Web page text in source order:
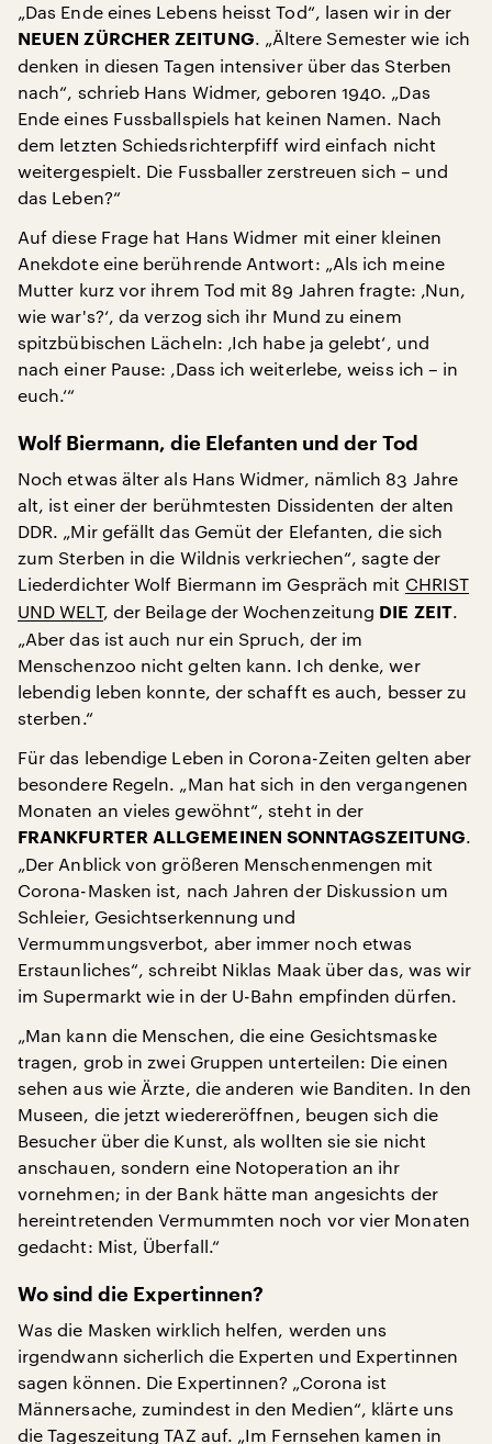
„Das Ende eines Lebens heisst Tod“, lasen wir in der
NEUEN ZÜRCHER ZEITUNG. „Ältere Semester wie ich
denken in diesen Tagen intensiver über das Sterben
nach“, schrieb Hans Widmer, geboren 1940. „Das
Ende eines Fussballspiels hat keinen Namen. Nach
dem letzten Schiedsrichterpfiff wird einfach nicht
weitergespielt. Die Fussballer zerstreuen sich – und
das Leben?“
Auf diese Frage hat Hans Widmer mit einer kleinen
Anekdote eine berührende Antwort: „Als ich meine
Mutter kurz vor ihrem Tod mit 89 Jahren fragte: ‚Nun,
wie war's?‘, da verzog sich ihr Mund zu einem
spitzbübischen Lächeln: ‚Ich habe ja gelebt‘, und
nach einer Pause: ‚Dass ich weiterlebe, weiss ich – in
euch.‘“
Wolf Biermann, die Elefanten und der Tod
Noch etwas älter als Hans Widmer, nämlich 83 Jahre
alt, ist einer der berühmtesten Dissidenten der alten
DDR. „Mir gefällt das Gemüt der Elefanten, die sich
zum Sterben in die Wildnis verkriechen“, sagte der
Liederdichter Wolf Biermann im Gespräch mit CHRIST
UND WELT, der Beilage der Wochenzeitung DIE ZEIT.
„Aber das ist auch nur ein Spruch, der im
Menschenzoo nicht gelten kann. Ich denke, wer
lebendig leben konnte, der schafft es auch, besser zu
sterben.“
Für das lebendige Leben in Corona-Zeiten gelten aber
besondere Regeln. „Man hat sich in den vergangenen
Monaten an vieles gewöhnt“, steht in der
FRANKFURTER ALLGEMEINEN SONNTAGSZEITUNG.
„Der Anblick von größeren Menschenmengen mit
Corona-Masken ist, nach Jahren der Diskussion um
Schleier, Gesichtserkennung und
Vermummungsverbot, aber immer noch etwas
Erstaunliches“, schreibt Niklas Maak über das, was wir
im Supermarkt wie in der U-Bahn empfinden dürfen.
„Man kann die Menschen, die eine Gesichtsmaske
tragen, grob in zwei Gruppen unterteilen: Die einen
sehen aus wie Ärzte, die anderen wie Banditen. In den
Museen, die jetzt wiedereröffnen, beugen sich die
Besucher über die Kunst, als wollten sie sie nicht
anschauen, sondern eine Notoperation an ihr
vornehmen; in der Bank hätte man angesichts der
hereintretenden Vermummten noch vor vier Monaten
gedacht: Mist, Überfall.“
Wo sind die Expertinnen?
Was die Masken wirklich helfen, werden uns
irgendwann sicherlich die Experten und Expertinnen
sagen können. Die Expertinnen? „Corona ist
Männersache, zumindest in den Medien“, klärte uns
die TageszeitungTAZ auf. „Im Fernsehen kamen in